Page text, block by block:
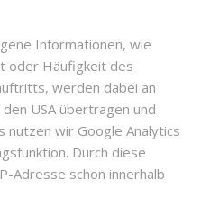
Informationen, wie
oder Häufigkeit des
werden dabei an
USA übertragen und
nutzen wir Google Analytics
Durch diese
Adresse schon innerhalb